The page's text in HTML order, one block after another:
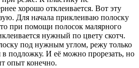
хорошо отклеивается. Вот эту
Для начала приклеиваю полоску
при помощи полосок малярного
нужный по цвету скотч.
под нужным углом, режу только
в подложку. И её можно прорезать, но
опыт конечно.